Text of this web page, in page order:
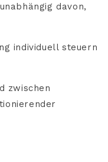
davon,
individuell steuern
zwischen